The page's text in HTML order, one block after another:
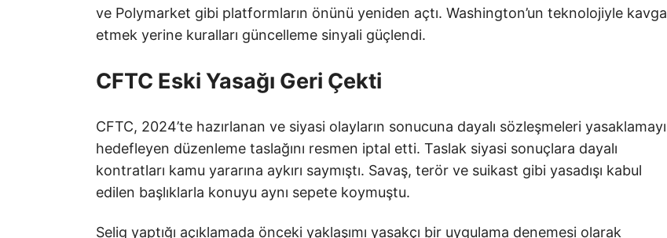
ve Polymarket gibi platformların önünü yeniden açtı. Washington’un teknolojiyle kavga
etmek yerine kuralları güncelleme sinyali güçlendi.
CFTC Eski Yasağı Geri Çekti
CFTC, 2024’te hazırlanan ve siyasi olayların sonucuna dayalı sözleşmeleri yasaklamayı
hedefleyen düzenleme taslağını resmen iptal etti. Taslak siyasi sonuçlara dayalı
kontratları kamu yararına aykırı saymıştı. Savaş, terör ve suikast gibi yasadışı kabul
edilen başlıklarla konuyu aynı sepete koymuştu.
Selig yaptığı açıklamada önceki yaklaşımı yasakçı bir uygulama denemesi olarak